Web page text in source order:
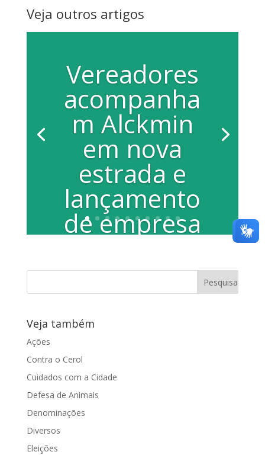
Veja outros artigos
Vereadores
acompanha
m Alckmin
em nova
estrada e
lançamento
de empresa
Veja também
Ações
Contra o Cerol
Cuidados com a Cidade
Defesa de Animais
Denominações
Diversos
Eleições